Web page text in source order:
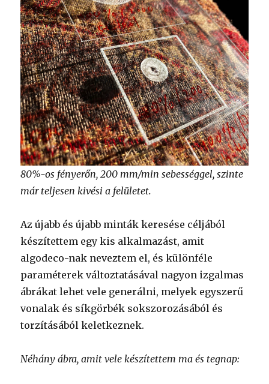
80%-os fényerőn, 200 mm/min sebességgel, szinte
már teljesen kivési a felületet.
Az újabb és újabb minták keresése céljából
készítettem egy kis alkalmazást, amit
algodeco-nak neveztem el, és különféle
paraméterek változtatásával nagyon izgalmas
ábrákat lehet vele generálni, melyek egyszerű
vonalak és síkgörbék sokszorozásából és
torzításából keletkeznek.
Néhány ábra, amit vele készítettem ma és tegnap: